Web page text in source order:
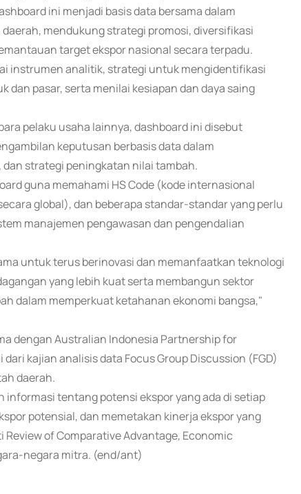
ini menjadi basis data bersama dalam
mendukung strategi promosi, diversifikasi
target ekspor nasional secara terpadu.
instrumen analitik, strategi untuk mengidentifikasi
pasar, serta menilai kesiapan dan daya saing
pelaku usaha lainnya, dashboard ini disebut
keputusan berbasis data dalam
strategi peningkatan nilai tambah.
guna memahami HS Code (kode internasional
global), dan beberapa standar-standar yang perlu
manajemen pengawasan dan pengendalian
untuk terus berinovasi dan memanfaatkan teknologi
yang lebih kuat serta membangun sektor
dalam memperkuat ketahanan ekonomi bangsa,"
dengan Australian Indonesia Partnership for
kajian analisis data Focus Group Discussion (FGD)
daerah.
tentang potensi ekspor yang ada di setiap
potensial, dan memetakan kinerja ekspor yang
of Comparative Advantage, Economic
negara mitra. (end/ant)